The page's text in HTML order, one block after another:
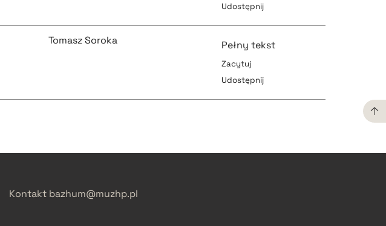
pobierz cytat
Udostępnij
pobierz cytat
Tomasz Soroka Pełny tekst
Zacytuj
Udostępnij
Kontakt bazhum@muzhp.pl